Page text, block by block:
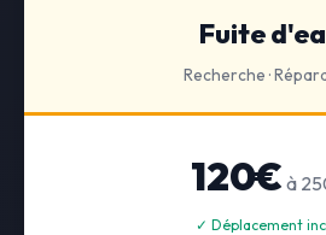
Fuite
Recherche ·
120€ à
✓ Déplacement